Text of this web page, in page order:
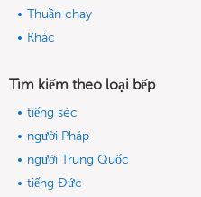
Thuần chay
Khác
Tìm kiếm theo loại bếp
tiếng séc
người Pháp
người Trung Quốc
tiếng Đức